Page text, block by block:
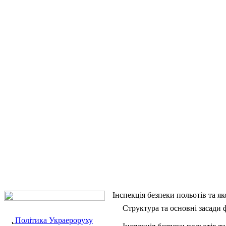
Політика Украероруху
Інспекція безпеки польотів та
Структура та основні засади